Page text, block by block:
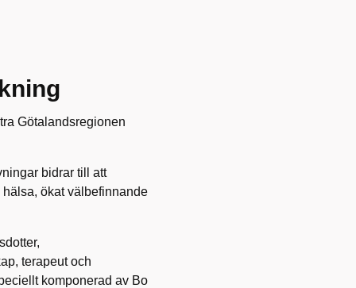
Götalandsregionen
bidrar till att
ökat välbefinnande
terapeut och
komponerad av Bo